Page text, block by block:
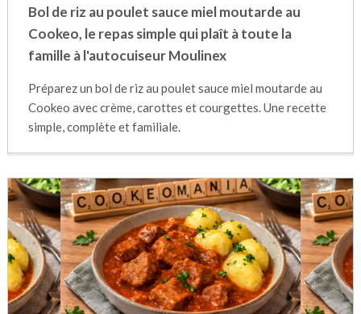
Bol de riz au poulet sauce miel moutarde au
Cookeo, le repas simple qui plaît à toute la
famille à l'autocuiseur Moulinex
Préparez un bol de riz au poulet sauce miel moutarde au
Cookeo avec crème, carottes et courgettes. Une recette
simple, complète et familiale.